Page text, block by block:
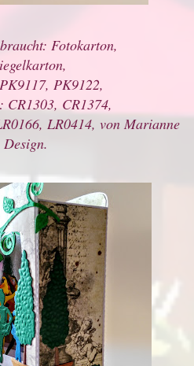
Fotokarton,
PK9122,
CR1303, CR1374,
LR0414, von Marianne
Design.